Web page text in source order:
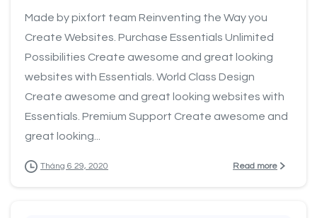
Made by pixfort team Reinventing the Way you
Create Websites. Purchase Essentials Unlimited
Possibilities Create awesome and great looking
websites with Essentials. World Class Design
Create awesome and great looking websites with
Essentials. Premium Support Create awesome and
great looking...
Tháng 6 29, 2020 Read more